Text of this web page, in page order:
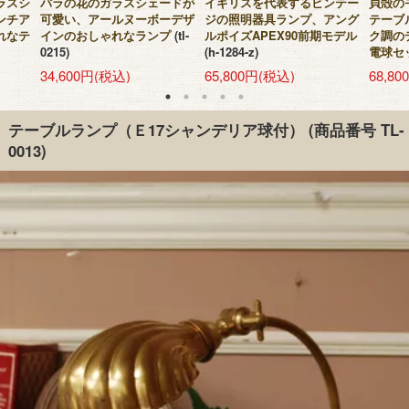
チア
なテ
可愛い、アールヌーボーデザ
インのおしゃれなランプ (tl-
0215)
34,600円(税込)
ジの照明器具ランプ、アング
ルポイズAPEX90前期モデル
(h-1284-z)
65,800円(税込)
テーブ
ク調
電球セ
テーブルランプ（Ｅ17シャンデリア球付）
(商品番号 TL-
0013)